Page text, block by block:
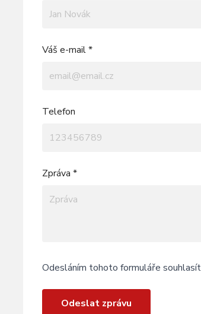
Váš e-mail *
Telefon
Zpráva *
Odesláním tohoto formuláře
Odeslat zprávu